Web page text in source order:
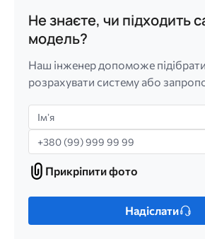
Не знаєте, чи підходить
модель?
Наш інженер допоможе
розрахувати систему або
Імʼя
Телефон
Прикріпити
фото
Прикріпити фото
Лише
Надіслати